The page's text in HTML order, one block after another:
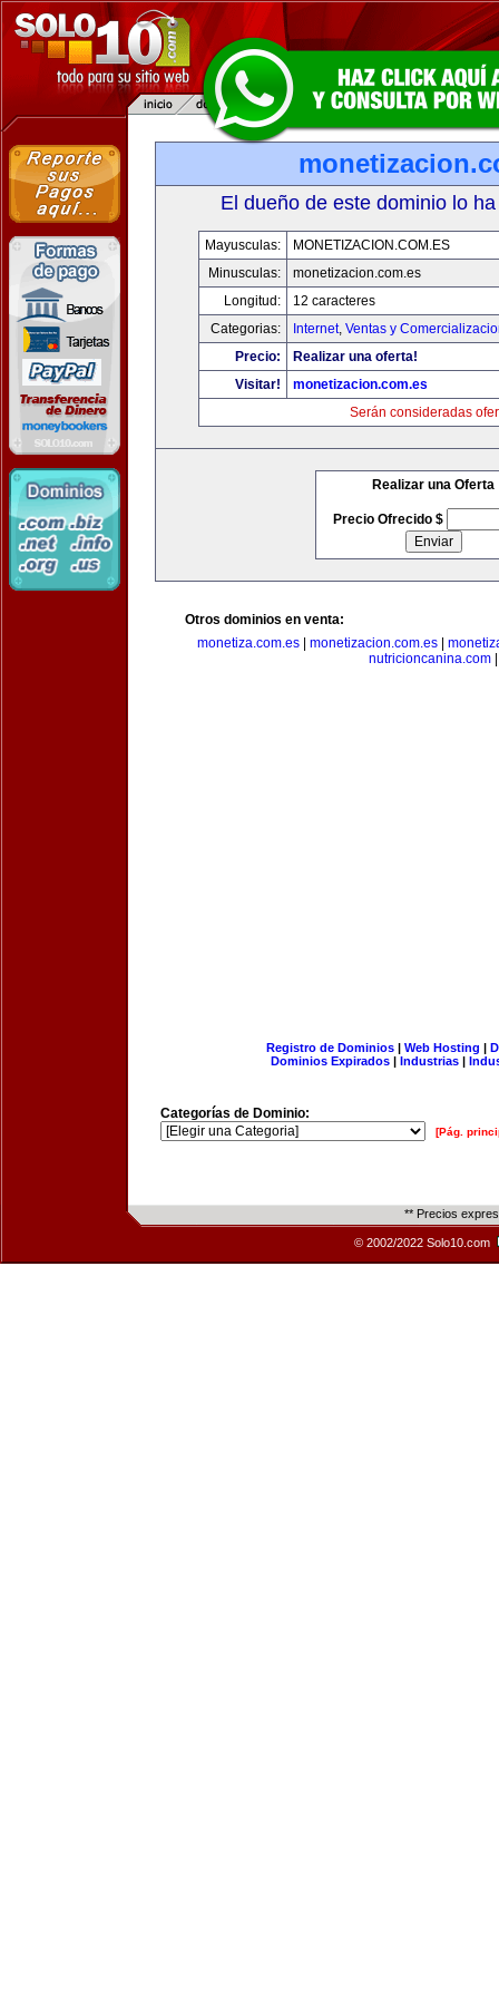
El dueño de este dominio lo
Mayusculas:
MONETIZACION.COM.ES
Minusculas:
monetizacion.com.es
Longitud:
12 caracteres
Categorias:
Internet, Ventas y
Precio:
Realizar una oferta!
Visitar!
monetizacion.com.es
Serán consideradas
Realizar una Oferta
Precio Ofrecido $
Otros dominios en venta:
monetiza.com.es| monetizacion.com.es|
nutricioncanina.com
Registro de Dominios| Web Hosting |
Dominios Expirados | Industrias |
Categorías de Dominio:
[Pág.
** Precios
© 2002/2022 Solo10.com